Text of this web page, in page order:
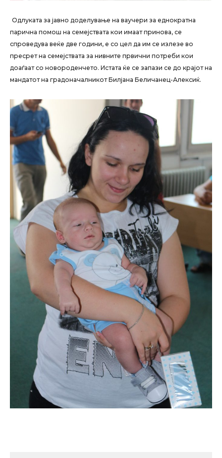
Одлуката за јавно доделување на ваучери за еднократна
парична помош на семејствата кои имаат принова, се
спроведува веќе две години, е со цел да им се излезе во
пресрет на семејствата за нивните првични потреби кои
доаѓаат со новороденчето. Истата ќе се запази се до крајот на
мандатот на градоначалникот Билјана Беличанец-Алексиќ.